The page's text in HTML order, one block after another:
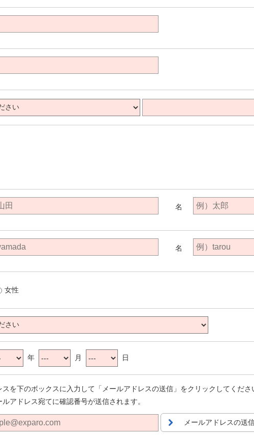
名
名
女性
年 月 日
スを下のボックスに入力して「メールアドレスの送信」をクリックしてくださ
ルアドレス宛てに確認番号が送信されます。
メールアドレスの送